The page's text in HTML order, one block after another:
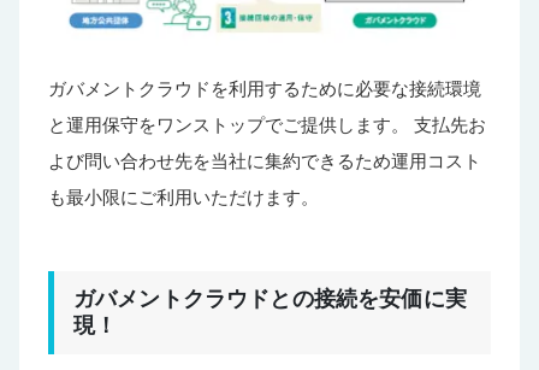
ガバメントクラウドを利用するために必要な接続環境
と運用保守をワンストップでご提供します。 支払先お
よび問い合わせ先を当社に集約できるため運用コスト
も最小限にご利用いただけます。
ガバメントクラウドとの接続を安価に実
現！